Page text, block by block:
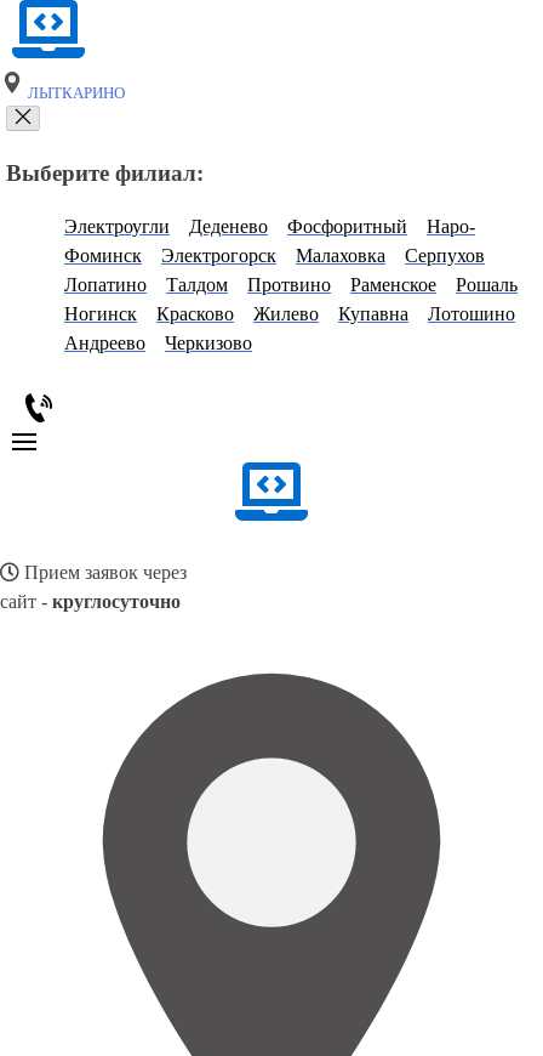
ЛЫТКАРИНО
Выберите филиал:
Электроугли Деденево Фосфоритный
Наро-
Фоминск
Электрогорск Малаховка
Серпухов
Лопатино
Талдом Протвино Раменское
Рошаль
Ногинск
Красково Жилево Купавна
Лотошино
Андреево
Черкизово
Прием заявок через
сайт - круглосуточно